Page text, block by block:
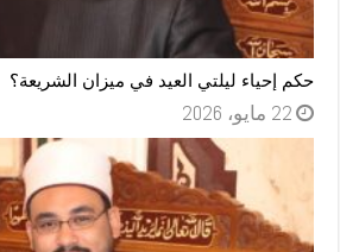
حكم إحياء ليلتي العيد في ميزان الشريعة؟
22 مايو، 2026